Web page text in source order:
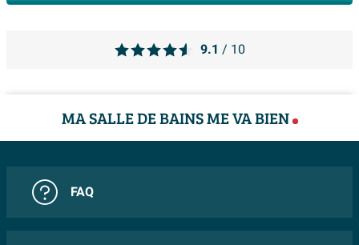
9.1 / 10
MA SALLE DE BAINS ME VA BIEN
FAQ